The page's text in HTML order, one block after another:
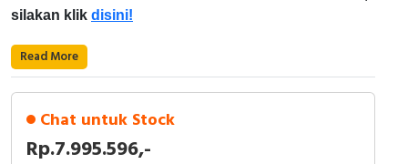
Inductive Sensors
Photoelectric
Cam Switch
silakan klik disini!
Karakteristik Teknikal:
Nama Produk: MCCB + ELCB 4P VIGI TM100D
70KA 380/415VAC
Read More
Chat untuk Stock
Rp.7.995.596,-